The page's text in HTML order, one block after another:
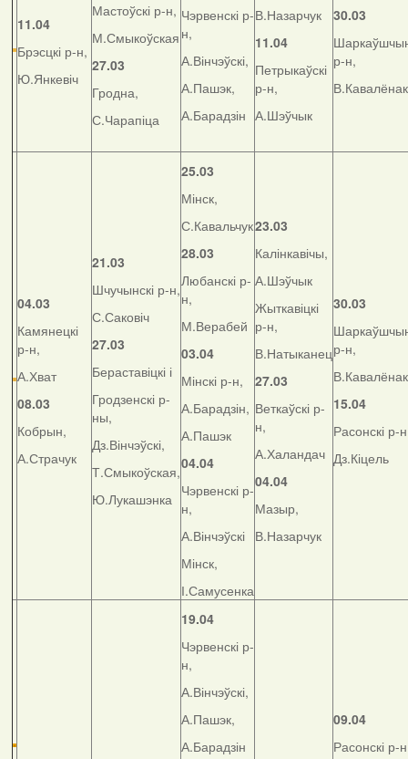
11.04
Брэсцкі р-н,
Ю.Янкевіч
Мастоўскі р-н,
М.Смыкоўская
27.03
Гродна,
С.Чарапіца
Чэрвенскі р-
н,
А.Вінчэўскі,
А.Пашэк,
А.Барадзін
В.Назарчук
11.04
Петрыкаўскі
р-н,
А.Шэўчык
30.03
р-н,
В.Кавалёнак
04.03
Камянецкі
р-н,
А.Хват
08.03
Кобрын,
А.Страчук
21.03
Шчучынскі р-н,
С.Саковіч
27.03
Бераставіцкі і
Гродзенскі р-
ны,
Дз.Вінчэўскі,
Т.Смыкоўская,
Ю.Лукашэнка
25.03
Мінск,
С.Кавальчук
28.03
Любанскі р-
н,
М.Верабей
03.04
Мінскі р-н,
А.Барадзін,
А.Пашэк
04.04
Чэрвенскі р-
н,
А.Вінчэўскі
Мінск,
І.Самусенка
23.03
Калінкавічы,
А.Шэўчык
Жыткавіцкі
р-н,
В.Натыканец
27.03
Веткаўскі р-
н,
А.Халандач
04.04
Мазыр,
В.Назарчук
30.03
р-н,
В.Кавалёнак
15.04
Расонскі р-
Дз.Кіцель
19.04
Чэрвенскі р-
н,
А.Вінчэўскі,
А.Пашэк,
А.Барадзін
09.04
Расонскі р-